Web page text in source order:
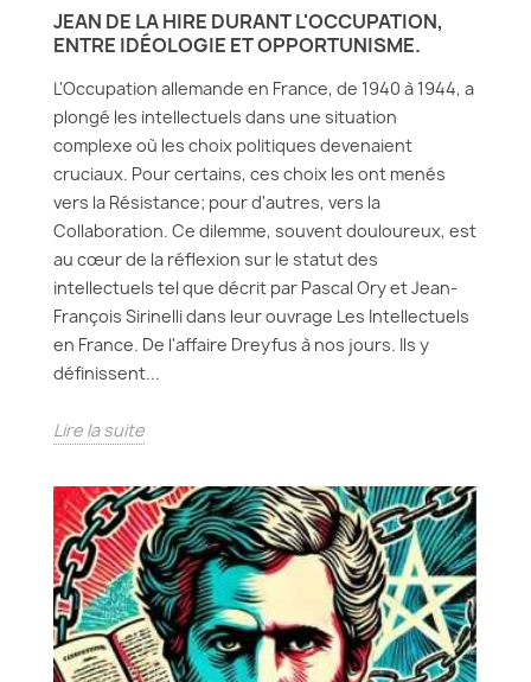
JEAN DE LA HIRE DURANT L'OCCUPATION,
ENTRE IDÉOLOGIE ET OPPORTUNISME.
L'Occupation allemande en France, de 1940 à 1944, a
plongé les intellectuels dans une situation
complexe où les choix politiques devenaient
cruciaux. Pour certains, ces choix les ont menés
vers la Résistance; pour d'autres, vers la
Collaboration. Ce dilemme, souvent douloureux, est
au cœur de la réflexion sur le statut des
intellectuels tel que décrit par Pascal Ory et Jean-
François Sirinelli dans leur ouvrage Les Intellectuels
en France. De l'affaire Dreyfus à nos jours. Ils y
définissent...
Lire la suite